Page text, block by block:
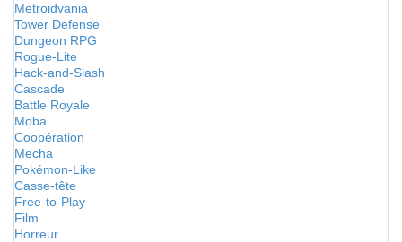
Metroidvania
Tower Defense
Dungeon RPG
Rogue-Lite
Hack-and-Slash
Cascade
Battle Royale
Moba
Coopération
Mecha
Pokémon-Like
Casse-tête
Free-to-Play
Film
Horreur